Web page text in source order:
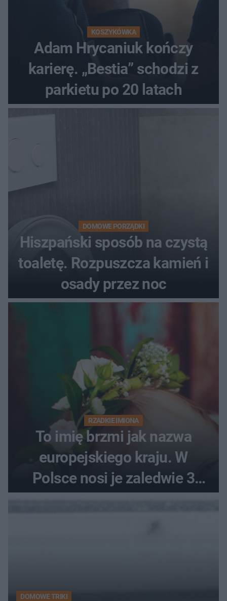
KOSZYKÓWKA
Adam Hrycaniuk kończy
karierę. „Bestia” schodzi z
parkietu po 20 latach
DOMOWE PORZĄDKI
Hiszpański sposób na czystą
toaletę. Rozpuszcza kamień i
osady przez noc
RZADKIE IMIONA
To imię brzmi jak nazwa
europejskiego kraju. W
Polsce nosi je zaledwie 3
kobiety
DOMOWE TRIKI